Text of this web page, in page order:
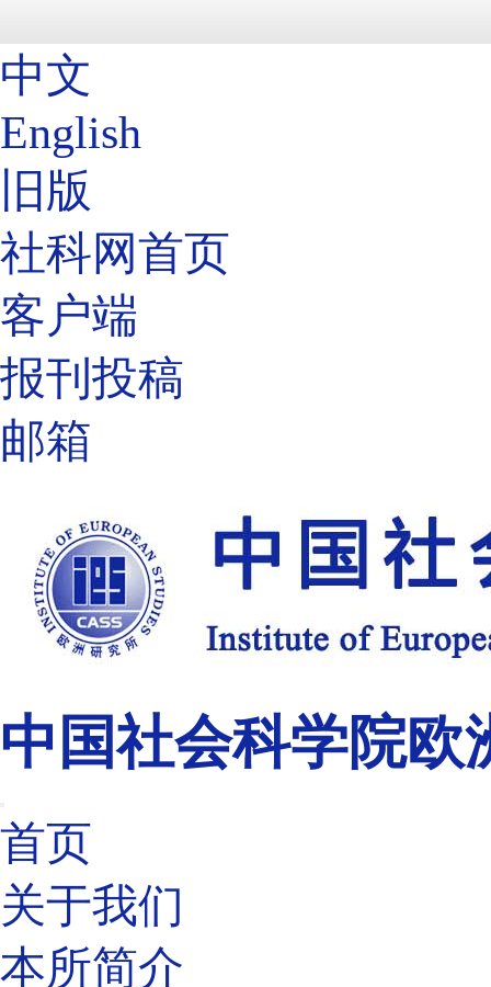
中文
English
旧版
社科网首页
客户端
报刊投稿
邮箱
中国社会科学院欧
首页
关于我们
本所简介